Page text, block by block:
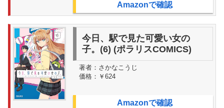
Amazonで確認
今日、駅で見た可愛い女の
子。(6) (ポラリスCOMICS)
著者： さかなこうじ
価格： ￥624
Amazonで確認